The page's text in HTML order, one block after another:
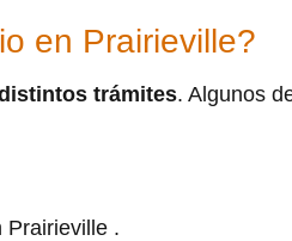
en Prairieville?
trámites. Algunos
Prairieville .